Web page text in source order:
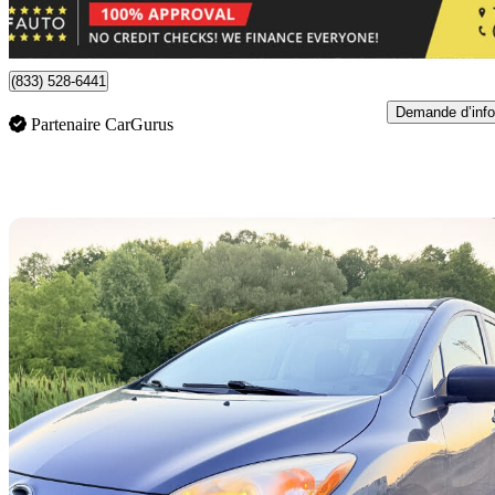
122 $/mois env.
Toronto, ON
(833) 528-6441
Partenaire CarGurus
Demande d’info